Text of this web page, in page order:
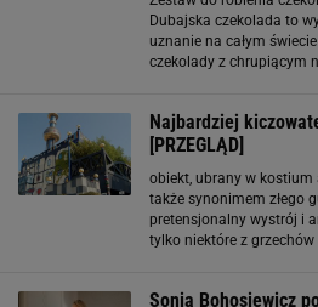
Dubajska czekolada to
uznanie na całym
czekolady z chrupiącym
Najbardziej
[PRZEGLĄD]
obiekt, ubrany w kostium
także synonimem złego
pretensjonalny wystrój i
tylko niektóre z
Sonia Bohosiewicz